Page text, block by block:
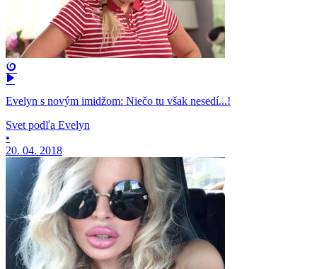
Evelyn s novým imidžom: Niečo tu však nesedí...!
Svet podľa Evelyn
•
20. 04. 2018